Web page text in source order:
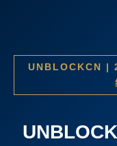
UNBLOCKCN |